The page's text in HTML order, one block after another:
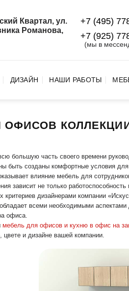
Квартал, ул.
Романова,
+7 (495)
+7 (925)
(мы в
ДИЗАЙН НАШИ РАБОТЫ
ОФИСОВ
большую часть своего времени
быть созданы комфортные условия
влияние мебель для
зависит не только
критериев дизайнерами компании
всеми необходимыми аспектами
офиса.
мебель для офисов и кухню в офис на
цвете и дизайне вашей компании.